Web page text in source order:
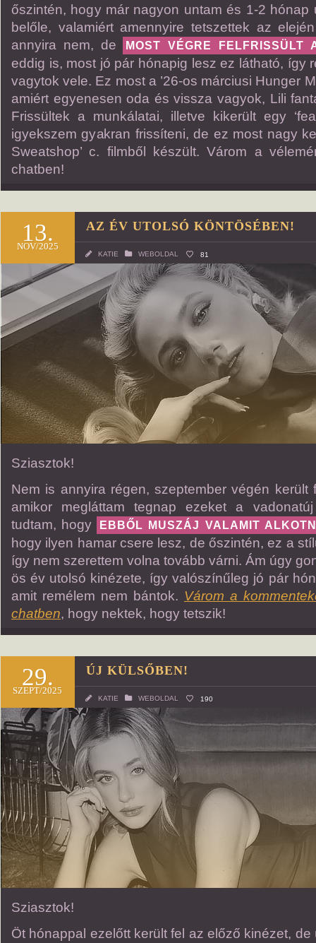
őszintén, hogy már nagyon untam és 1-2 hónap
belőle, valamiért amennyire tetszettek az
annyira nem, de
MOST VÉGRE FELFRISSÜLT
eddig is, most jó pár hónapig lesz ez látható, így
vagytok vele. Ez most a ’26-os márciusi Hunger
amiért egyenesen oda és vissza vagyok, Lili
Frissültek a munkálatai, illetve kikerült egy
igyekszem gyakran frissíteni, de ez most nagy
Sweatshop’ c. filmből készült. Várom a
chatben!
13.
NOV/2025
AZ ÉV UTOLSÓ KÖNTÖSÉBEN!
KATIE WEBOLDAL 81
Sziasztok!
Nem is annyira régen, szeptember végén került
amikor megláttam tegnap ezeket a
tudtam, hogy
EBBŐL MUSZÁJ VALAMIT
hogy ilyen hamar csere lesz, de őszintén, ez a
így nem szerettem volna tovább várni. Ám úgy
ös év utolsó kinézete, így valószínűleg jó pár
amit remélem nem bántok. Várom a
chatben, hogy nektek, hogy tetszik!
29.
SZEPT/2025
ÚJ KÜLSŐBEN!
KATIE WEBOLDAL 190
Sziasztok!
Öt hónappal ezelőtt került fel az előző kinézet,